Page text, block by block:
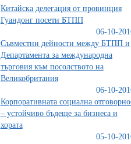
Китайска делегация от провинция
Гуандонг посети БТПП
06-10-
Съвместни дейности между БТПП и
Департамента за международна
търговия към посолството на
Великобритания
06-10-
Корпоративната социална
– устойчиво бъдеще за бизнеса и
хората
05-10-